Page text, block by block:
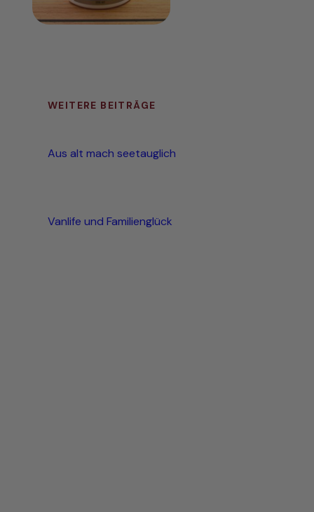
WEITERE BEITRÄGE
Aus alt mach seetauglich
Vanlife und Familienglück